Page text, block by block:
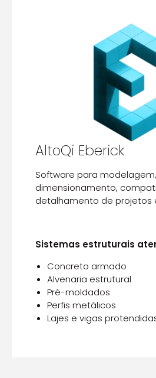
AltoQi Eberick
Software para
dimensionamento,
detalhamento de projetos
Sistemas estruturais
Concreto armado
Alvenaria estrutural
Pré-moldados
Perfis metálicos
Lajes e vigas